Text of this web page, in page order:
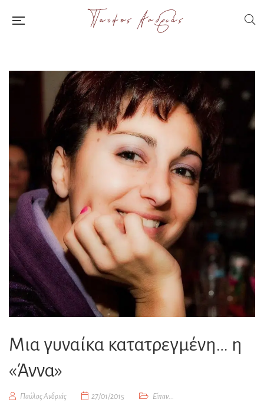
Μια γυναίκα κατατρεγμένη… η
«Άννα»
Παύλος Ανδριάς 27/01/2015 Είπαν...